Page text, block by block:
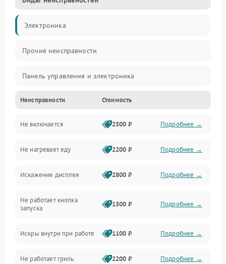
Электроника
Прочие неисправности
Панель управления и электроника
Дверца и корпус
Механика и внутренние элементы
Механические повреждения
Питание и запуск
Нагрев и приготовление
Программное обеспечение
Неисправности Стоимость
Не включается 2500 ₽ Подробнее →
Не нагревает еду 2200 ₽ Подробнее →
Искажение дисплея 2800 ₽ Подробнее →
Не работает кнопка
запуска
1500 ₽ Подробнее →
Искры внутри при работе 1100 ₽ Подробнее →
Не работает гриль 2200 ₽ Подробнее →